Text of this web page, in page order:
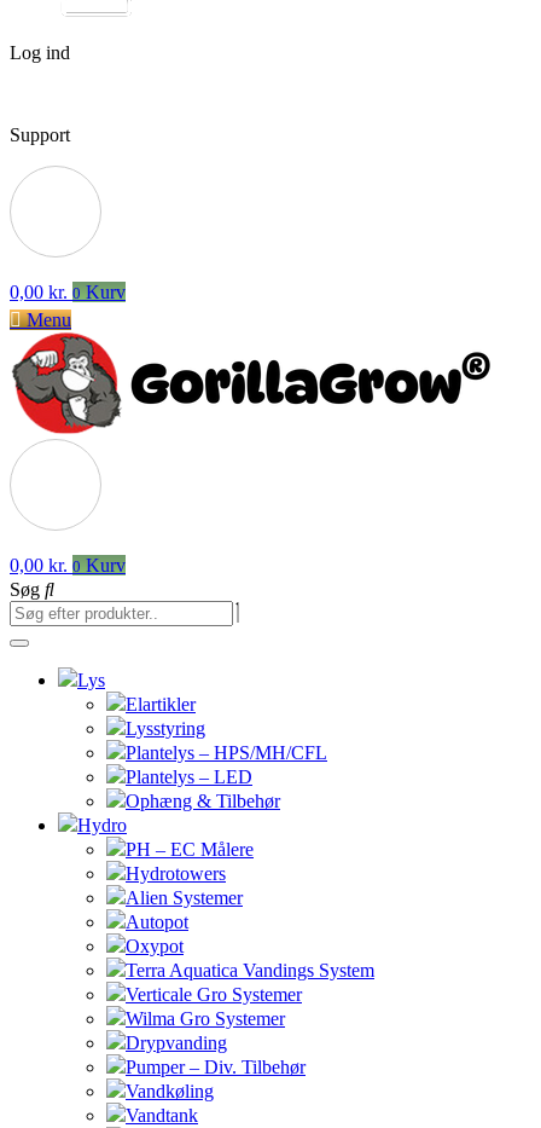
Log ind
Support
0,00 kr. 0 Kurv
Menu
0,00 kr. 0 Kurv
Søg
Lys
Elartikler
Lysstyring
Plantelys – HPS/MH/CFL
Plantelys – LED
Ophæng & Tilbehør
Hydro
PH – EC Målere
Hydrotowers
Alien Systemer
Autopot
Oxypot
Terra Aquatica Vandings System
Verticale Gro Systemer
Wilma Gro Systemer
Drypvanding
Pumper – Div. Tilbehør
Vandkøling
Vandtank